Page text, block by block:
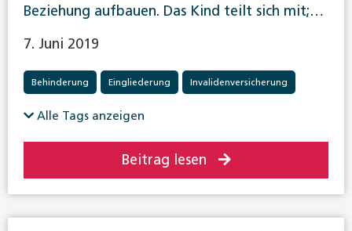
Beziehung aufbauen. Das Kind teilt sich mit;…
7. Juni 2019
Behinderung Eingliederung Invalidenversicherung
Alle Tags anzeigen
Beitrag lesen